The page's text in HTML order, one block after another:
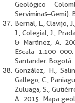
Geológico
Serviminas–Gemi).
Bernal, L., Clavijo,
J., Colegial, J.,
& Martínez, A.
Escala 1:100
Santander. Bogotá.
González, H.,
Gallego, C.,
Zuluaga, S.,
A. 2015. Mapa